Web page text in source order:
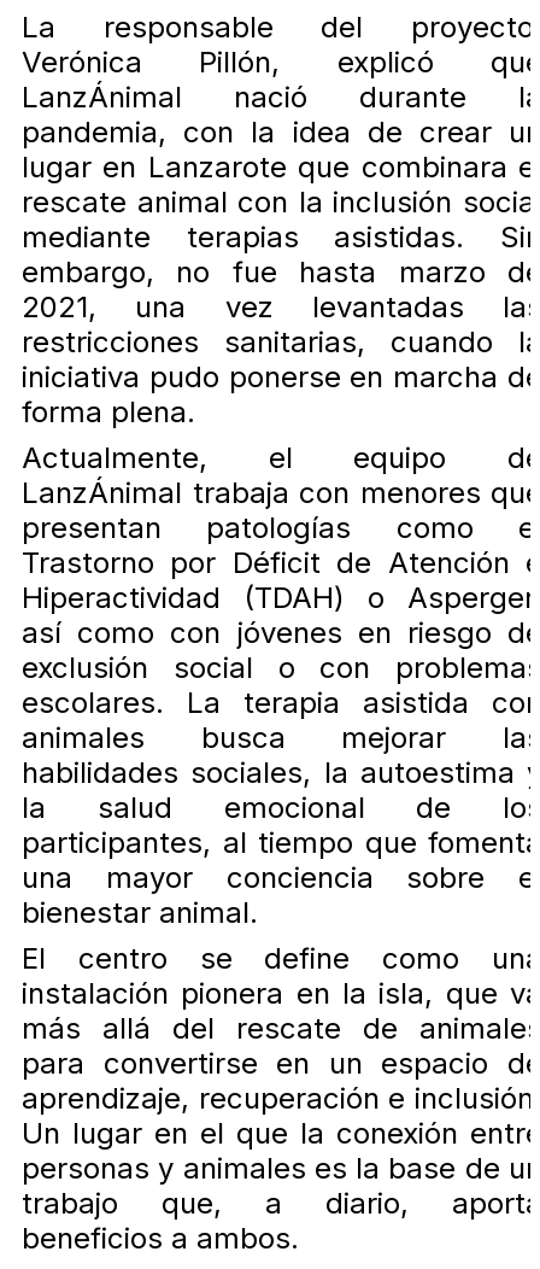
La responsable del
Verónica Pillón, explicó
LanzÁnimal nació durante
pandemia, con la idea de crear
lugar en Lanzarote que combinara
rescate animal con la inclusión
mediante terapias asistidas.
embargo, no fue hasta marzo
2021, una vez levantadas
restricciones sanitarias, cuando
iniciativa pudo ponerse en marcha
forma plena.
Actualmente, el equipo
LanzÁnimal trabaja con menores
presentan patologías como
Trastorno por Déficit de Atención
Hiperactividad (TDAH) o
así como con jóvenes en riesgo
exclusión social o con
escolares. La terapia asistida
animales busca mejorar
habilidades sociales, la autoestima
la salud emocional de
participantes, al tiempo que
una mayor conciencia sobre
bienestar animal.
El centro se define como
instalación pionera en la isla, que
más allá del rescate de
para convertirse en un espacio
aprendizaje, recuperación e
Un lugar en el que la conexión
personas y animales es la base de
trabajo que, a diario,
beneficios a ambos.